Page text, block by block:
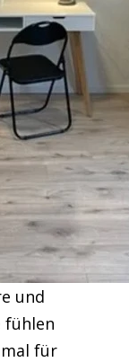
und
fühlen
für